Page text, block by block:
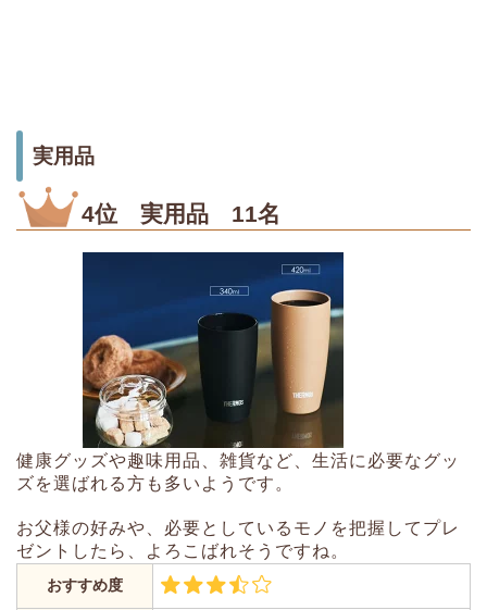
実用品
4位 実用品 11名
健康グッズや趣味用品、雑貨など、生活に必要なグッ
ズを選ばれる方も多いようです。
お父様の好みや、必要としているモノを把握してプレ
ゼントしたら、よろこばれそうですね。
おすすめ度